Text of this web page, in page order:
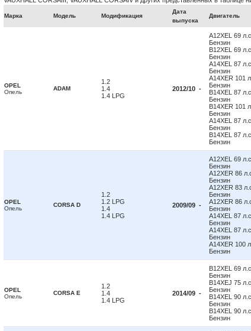
Марка Модель Модификация
Дата
выпуска
Двигатель
OPEL
Опель
ADAM
1.2
1.4
1.4 LPG
2012/10 -
A12XEL 69
Бензин
B12XEL 69
Бензин
A14XEL 87
Бензин
A14XER 101
Бензин
B14XEL 87
Бензин
B14XER 101
Бензин
A14XEL 87
Бензин
B14XEL 87
Бензин
OPEL
Опель
CORSA D
1.2
1.2 LPG
1.4
1.4 LPG
2009/09 -
A12XEL 69
Бензин
A12XER 86
Бензин
A12XER 83
Бензин
A12XER 86
Бензин
A14XEL 87
Бензин
A14XEL 87
Бензин
A14XER 100
Бензин
OPEL
Опель
CORSA E
1.2
1.4
1.4 LPG
2014/09 -
B12XEL 69
Бензин
B14XEJ 75
Бензин
B14XEL 90
Бензин
B14XEL 90
Бензин